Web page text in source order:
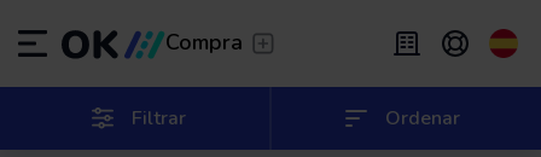
Compra
Transfer/ Deja que te lleven
Renting flexible De 2 a 9 meses
Filtrar Ordenar
Español (ES)